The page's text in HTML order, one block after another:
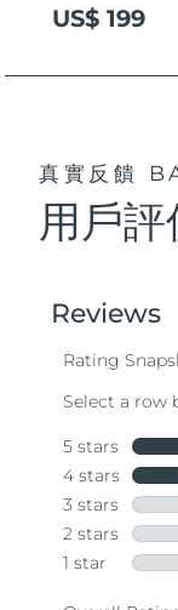
US$ 199
真實反饋
用戶評